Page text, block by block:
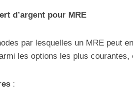
d’argent pour MRE
par lesquelles un MRE peut
les options les plus courantes,
: